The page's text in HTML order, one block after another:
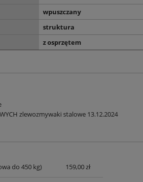
wpuszczany
struktura
z osprzętem
zlewozmywaki stalowe 13.12.2024
NIE ZAWIERA EWENTUALNYCH
do 450 kg) 159,00 zł